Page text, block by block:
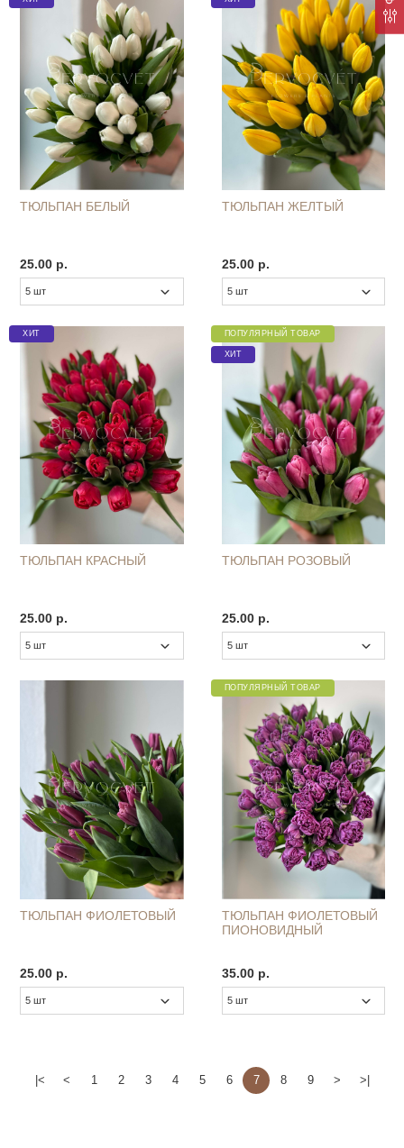
ТЮЛЬПАН БЕЛЫЙ
25.00 р.
ТЮЛЬПАН ЖЕЛТЫЙ
25.00 р.
ХИТ
ТЮЛЬПАН КРАСНЫЙ
25.00 р.
ПОПУЛЯРНЫЙ ТОВАР
ХИТ
ТЮЛЬПАН РОЗОВЫЙ
25.00 р.
ТЮЛЬПАН ФИОЛЕТОВЫЙ
25.00 р.
ПОПУЛЯРНЫЙ ТОВАР
ТЮЛЬПАН ФИОЛЕТОВЫЙ
ПИОНОВИДНЫЙ
35.00 р.
|< < 1 2 3 4 5 6 7 8 9 > >|